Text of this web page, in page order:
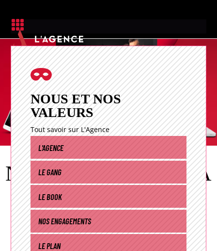


NOUS ET NOS
VALEURS
Tout savoir sur L'Agence
L'AGENCE
LE GANG
LE BOOK
NOS ENGAGEMENTS
LE PLAN
NOSCRÉA
DANS LA